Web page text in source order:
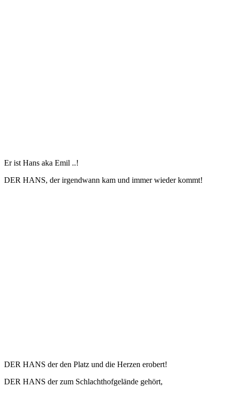
Er ist Hans aka Emil ..!
DER HANS, der irgendwann kam und immer wieder kommt!
DER HANS der den Platz und die Herzen erobert!
DER HANS der zum Schlachthofgelände gehört,